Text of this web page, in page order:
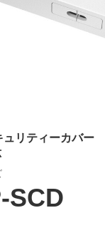
ュリティーカバー
SCD